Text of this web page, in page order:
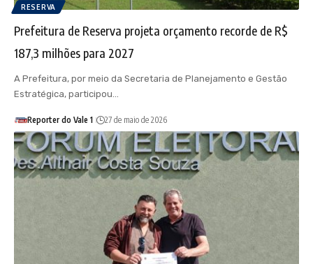
RESERVA
Prefeitura de Reserva projeta orçamento recorde de R$
187,3 milhões para 2027
A Prefeitura, por meio da Secretaria de Planejamento e Gestão
Estratégica, participou…
Reporter do Vale 1 27 de maio de 2026